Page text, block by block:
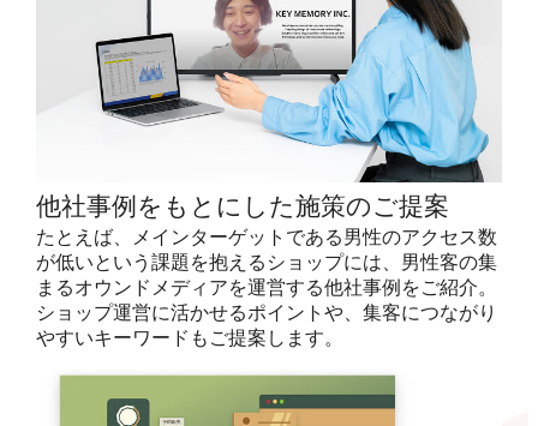
他社事例をもとにした施策のご提案
たとえば、メインターゲットである男性のアクセス数
が低いという課題を抱えるショップには、男性客の集
まるオウンドメディアを運営する他社事例をご紹介。
ショップ運営に活かせるポイントや、集客につながり
やすいキーワードもご提案します。